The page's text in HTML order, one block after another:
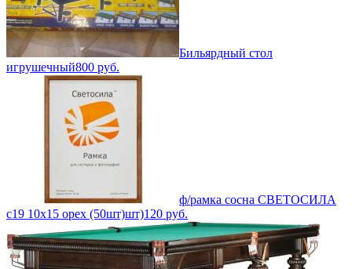
Бильярдный стол
игрушечный800 руб.
ф/рамка сосна СВЕТОСИЛА
с19 10х15 орех (50шт)шт)120 руб.